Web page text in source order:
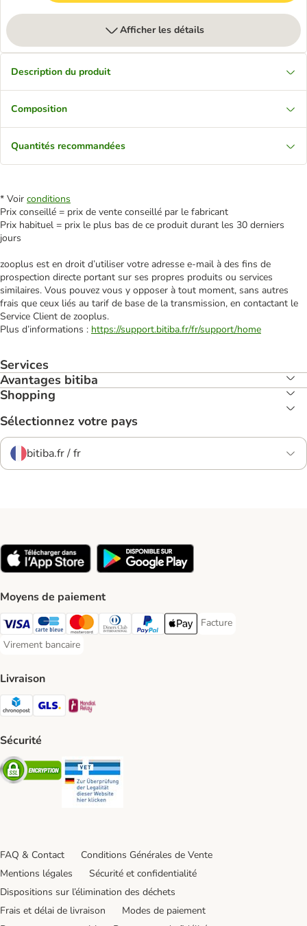
Afficher les détails
Description du produit
Composition
Quantités recommandées
* Voir conditions
Prix conseillé = prix de vente conseillé par le fabricant
Prix habituel = prix le plus bas de ce produit durant les 30 derniers
jours
zooplus est en droit d’utiliser votre adresse e‑mail à des fins de
prospection directe portant sur ses propres produits ou services
similaires. Vous pouvez vous y opposer à tout moment, sans autres
frais que ceux liés au tarif de base de la transmission, en contactant le
Service Client de zooplus.
Plus d’informations : https://support.bitiba.fr/fr/support/home
Services
Avantages bitiba
Shopping
Sélectionnez votre pays
bitiba.fr / fr
Moyens de paiement
Visa Payment Method
carte bleue Payment Method
Master Card Payment Method
Diners Club Payment Method
Paypal Payment Method
Apple Pay Payment Method
Facture
Facture Payment Method
Virement bancaire
Virement bancaire Payment Method
Livraison
Chronopost Shipping Method
GLS Shipping Method
Sécurité
Security
FAQ & Contact
Conditions Générales de Vente
Mentions légales
Sécurité et confidentialité
Dispositions sur l’élimination des déchets
Frais et délai de livraison
Modes de paiement